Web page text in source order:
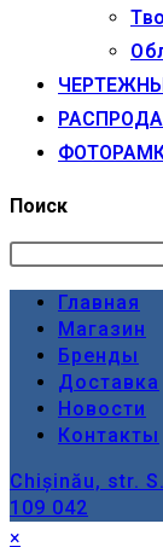
Поиск
Главная
Магазин
Бренды
Доставка
Новости
Контакты
Chișinău, str.
109 042
×